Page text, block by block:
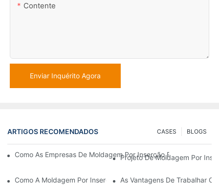
Contente
Enviar Inquérito Agora
ARTIGOS RECOMENDADOS BLOGS
CASES
Como As Empresas De Moldagem Por Inserção Podem Lidar
Projeto De Moldagem Por
Como A Moldagem Por Inserção De Plástico É Usada Para
As Vantagens De Trabalhar